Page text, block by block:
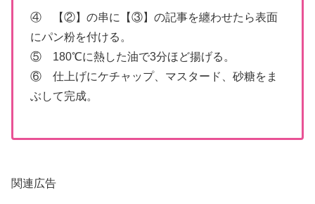
④ 【②】の串に【③】の記事を纏わせたら表面
にパン粉を付ける。
⑤ 180℃に熱した油で3分ほど揚げる。
⑥ 仕上げにケチャップ、マスタード、砂糖をま
ぶして完成。
関連広告